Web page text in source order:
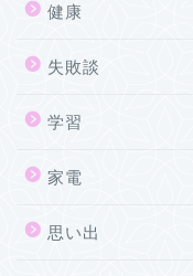
健康
失敗談
学習
家電
思い出